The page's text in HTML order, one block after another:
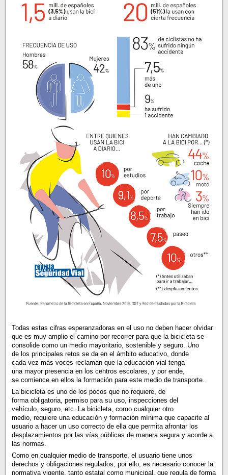
Todas estas cifras esperanzadoras en el uso no deben hacer olvidar
que es muy amplio el camino por recorrer para que la bicicleta se
consolide como un medio mayoritario, sostenible y seguro. Uno
de los principales retos se da en el ámbito educativo, donde
cada vez más voces reclaman que la educación vial tenga
una mayor presencia en los centros escolares, y por ende,
se comience en ellos la formación para este medio de transporte.
La bicicleta es uno de los pocos que no requiere, de
forma obligatoria, permiso para su uso, inspecciones del
vehículo, seguro, etc. La bicicleta, como cualquier otro
medio, requiere una educación y formación mínima que capacite al
usuario a hacer un uso correcto de ella que permita afrontar los
desplazamientos por las vías públicas de manera segura y acorde a
las normas.
Como en cualquier medio de transporte, el usuario tiene unos
derechos y obligaciones regulados; por ello, es necesario conocer la
normativa vigente, tanto estatal como municipal, que regula de forma